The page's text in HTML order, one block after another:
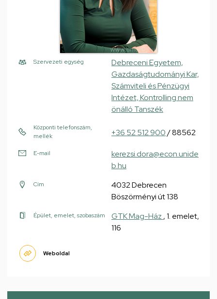
Szervezeti egység
Debreceni Egyetem,
Gazdaságtudományi Kar,
Számviteli és Pénzügyi
Intézet, Kontrolling nem
önálló Tanszék
Központi telefonszám,
mellék
+36 52 512 900/ 88562
E-mail
kerezsi.dora@econ.unide
b.hu
Cím
4032 Debrecen
Böszörményi út 138
Épület, emelet, szobaszám GTK Mag-Ház , 1. emelet,
116
Weboldal